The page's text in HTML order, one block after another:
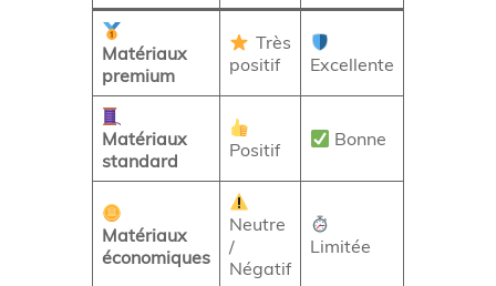
Matériaux
premium
Très
positif
Excellente
Matériaux
standard
Positif Bonne
Matériaux
économiques
Neutre
/
Négatif
Limitée